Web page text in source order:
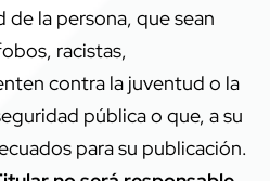
la persona, que sean
racistas,
contra la juventud o la
pública o que, a su
para su publicación.